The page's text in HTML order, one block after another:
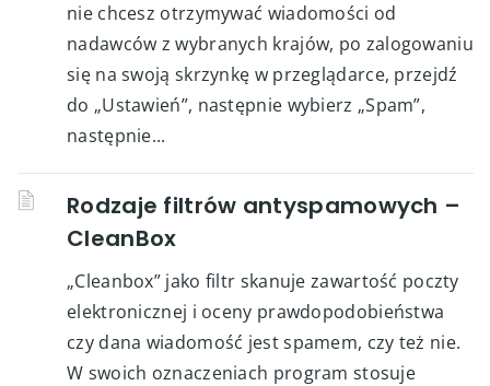
nie chcesz otrzymywać wiadomości od
nadawców z wybranych krajów, po zalogowaniu
się na swoją skrzynkę w przeglądarce, przejdź
do „Ustawień”, następnie wybierz „Spam”,
następnie...
Rodzaje filtrów antyspamowych –
CleanBox
„Cleanbox” jako filtr skanuje zawartość poczty
elektronicznej i oceny prawdopodobieństwa
czy dana wiadomość jest spamem, czy też nie.
W swoich oznaczeniach program stosuje